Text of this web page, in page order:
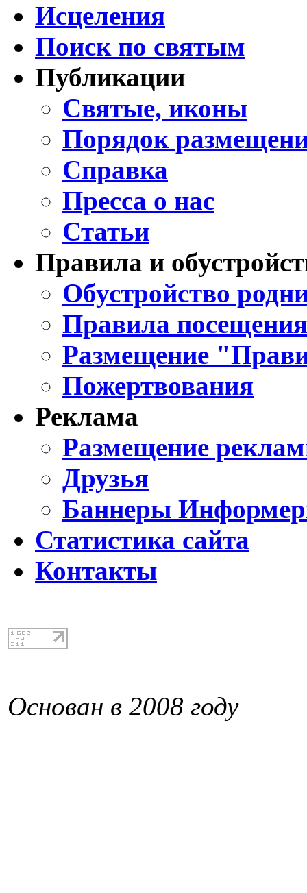
Исцеления
Поиск по святым
Публикации
Святые, иконы
Порядок
Справка
Пресса о нас
Статьи
Правила и
Обустройство
Правила
Размещение
Пожертвования
Реклама
Размещение
Друзья
Баннеры
Статистика сайта
Контакты
Основан в 2008 году